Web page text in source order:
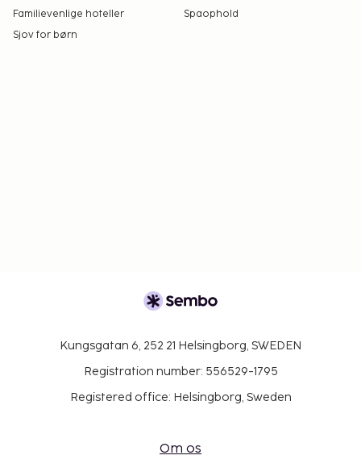
Familievenlige hoteller
Spaophold
Sjov for børn
Kungsgatan 6, 252 21 Helsingborg, SWEDEN
Registration number: 556529-1795
Registered office: Helsingborg, Sweden
Om os